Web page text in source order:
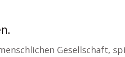
Gesellschaft,